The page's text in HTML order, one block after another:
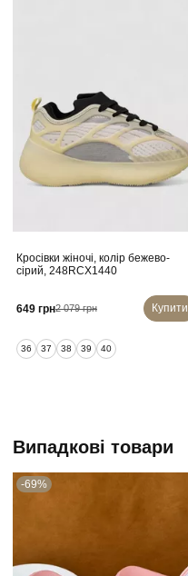
Кросівки жіночі, колір бежево-
сірий, 248RCX1440
649 грн2 079 грн Купити
36 37 38 39 40
Випадкові товари
-69%